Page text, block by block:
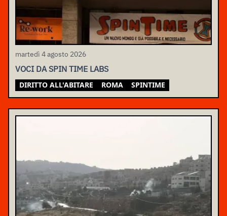
martedì 4 agosto 2026
VOCI DA SPIN TIME LABS
DIRITTO ALL'ABITARE ROMA SPINTIME